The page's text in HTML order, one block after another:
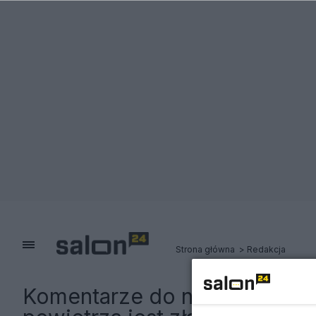
Strona główna Redakcja
Komentarze do notki:Smog